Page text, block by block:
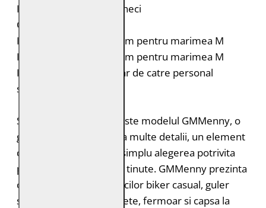
Fermoar si capsa la maneci
Croiala: Regular Fit
Lungimea spatelui: 64 cm pentru marimea M
Lungimea manecii: 68 cm pentru marimea M
Intretinere: Spalare doar de catre personal
specializat
Simplu si stilat: acesta este modelul GMMenny, o
geaca de piele fara prea multe detalii, un element
de baza perfect, pur si simplu alegerea potrivita
pentru toate tipurile de tinute. GMMenny prezinta
caracteristicile tipice gecilor biker casual, guler
stand-up, cusaturi discrete, fermoar si capsa la